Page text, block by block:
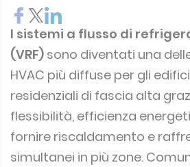
I sistemi a flusso di
(VRF) sono diventati una
HVAC più diffuse per gli
residenziali di fascia alta
flessibilità, efficienza
fornire riscaldamento e
simultanei in più zone.